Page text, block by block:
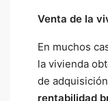
Venta de la
En muchos
la vivienda
de
rentabilidad